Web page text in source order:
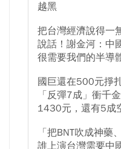
越黑
把台灣經濟說得一
說話！謝金河：中
很需要我們的半導
國巨還在500元掙
「反彈7成」衝千
1430元，還有5成
「把BNT吹成神藥
誰上演台灣需要中